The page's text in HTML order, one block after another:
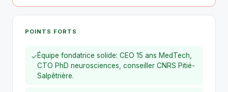
POINTS FORTS
✓Équipe fondatrice solide: CEO 15 ans MedTech,
CTO PhD neurosciences, conseiller CNRS Pitié-
Salpêtrière.